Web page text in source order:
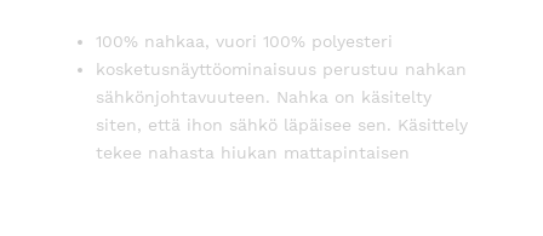
100% nahkaa, vuori 100% polyesteri
kosketusnäyttöominaisuus perustuu nahkan
sähkönjohtavuuteen. Nahka on käsitelty
siten, että ihon sähkö läpäisee sen. Käsittely
tekee nahasta hiukan mattapintaisen